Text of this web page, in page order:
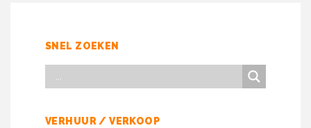
SNEL ZOEKEN
VERHUUR / VERKOOP